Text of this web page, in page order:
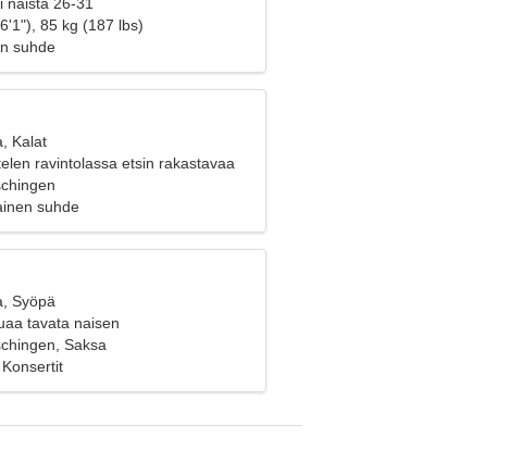
85 kg (187 lbs)
suhde
Kalat
ravintolassa etsin rakastavaa
suhde
Syöpä
tavata naisen
Saksa